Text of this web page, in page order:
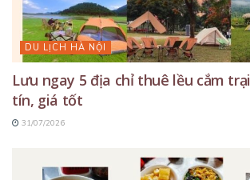
DU LỊCH HÀ NỘI
Lưu ngay 5 địa chỉ thuê lều cắm
tín, giá tốt
31/07/2026